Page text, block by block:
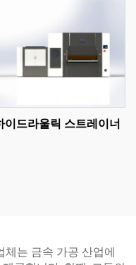
이드라울릭 스트레이너
체는 금속 가공 산업에